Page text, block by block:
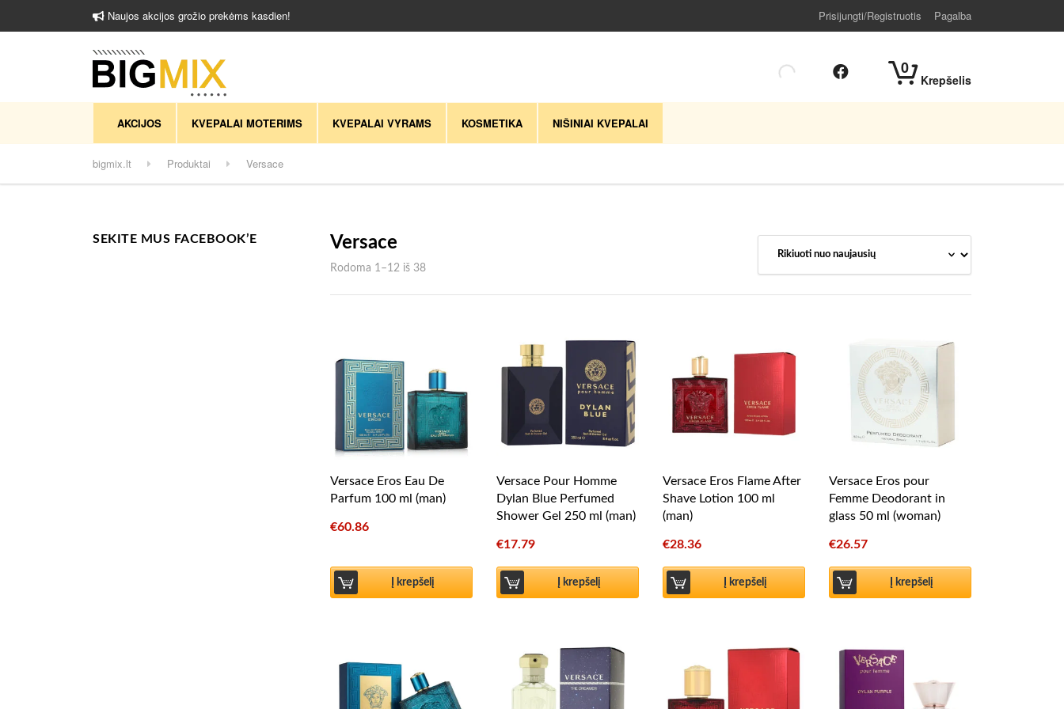
Naujos akcijos grožio prekėms kasdien! Prisijungti/Registruotis Pagalba
0
Krepšelis
AKCIJOS KVEPALAI MOTERIMS KVEPALAI VYRAMS KOSMETIKA NIŠINIAI KVEPALAI
bigmix.lt Produktai Versace
Versace
Rodoma 1–12 iš 38Rūšiuojama pagal naujausią
Versace Eros Eau De
Parfum 100 ml (man)
€60.86
Į krepšelį
Versace Pour Homme
Dylan Blue Perfumed
Shower Gel 250 ml (man)
€17.79
Į krepšelį
Versace Eros Flame After
Shave Lotion 100 ml
(man)
€28.36
Į krepšelį
Versace Eros pour
Femme Deodorant in
glass 50 ml (woman)
€26.57
Į krepšelį
SEKITE MUS FACEBOOK’E